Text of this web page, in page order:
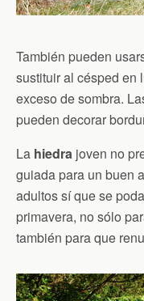
También pueden
sustituir al césped en
exceso de sombra.
pueden decorar
La hiedra joven no
guiada para un buen
adultos sí que se
primavera, no sólo
también para que